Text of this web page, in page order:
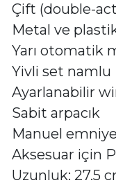
Çift (double-
Metal ve
Yarı otomatik
Yivli set namlu
Ayarlanabilir
Sabit arpacık
Manuel
Aksesuar için
Uzunluk: 27.5